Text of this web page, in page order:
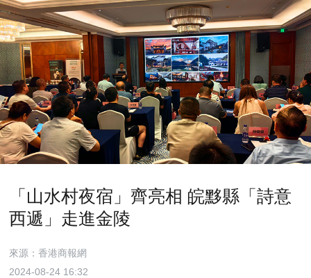
「山水村夜宿」齊亮相 皖黟縣「詩意
西遞」走進金陵
來源：香港商報網
2024-08-24 16:32